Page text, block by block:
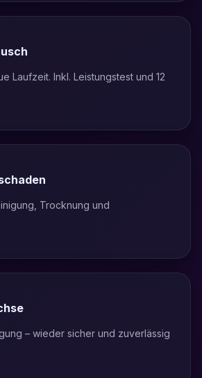
Laufzeit. Inkl. Leistungstest und 12
Trocknung und
– wieder sicher und zuverlässig